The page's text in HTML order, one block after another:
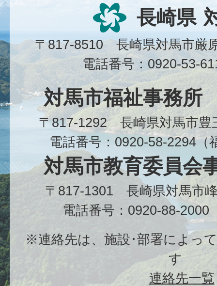
長崎県
〒817-8510 長崎県対馬市
電話番号：0920-53-
対馬市福祉事務所
〒817-1292 長崎県対馬市
電話番号：0920-58-2294（
対馬市教育委員会
〒817-1301 長崎県対馬市
電話番号：0920-88-2000
※連絡先は、施設･部署によっ
す
連絡先一覧